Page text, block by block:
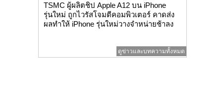
TSMC ผู้ผลิตชิป Apple A12 บน iPhone
รุ่นใหม่ ถูกไวรัสโจมตีคอมพิวเตอร์ คาดส่ง
ผลทำให้ iPhone รุ่นใหม่วางจำหน่ายช้าลง
ดูข่าวและบทความทั้งหมด